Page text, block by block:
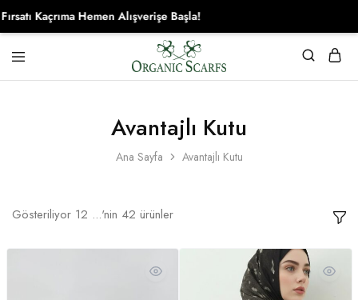
Organikscarf
Ana Sayfa Avantajlı Kutu
Avantajlı Kutu
Gösteriliyor 12 ...'nin 42 ürünler
Hemen Alışverişe Başla!